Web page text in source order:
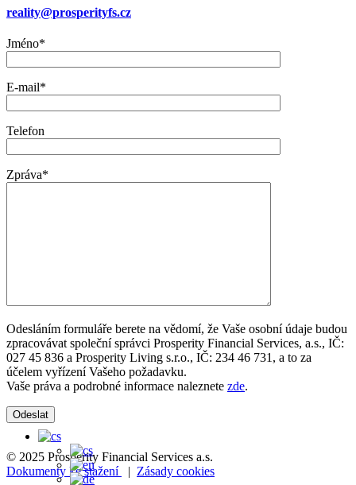
reality@prosperityfs.cz
Jméno*
E-mail*
Telefon
Zpráva*
Odesláním formuláře berete na vědomí, že Vaše osobní údaje budou
zpracovávat společní správci Prosperity Financial Services, a.s., IČ:
027 45 836 a Prosperity Living s.r.o., IČ: 234 46 731, a to za
účelem vyřízení Vašeho požadavku.
Vaše práva a podrobné informace naleznete zde.
© 2025 Prosperity Financial Services a.s.
Dokumenty ke stažení
| Zásady cookies